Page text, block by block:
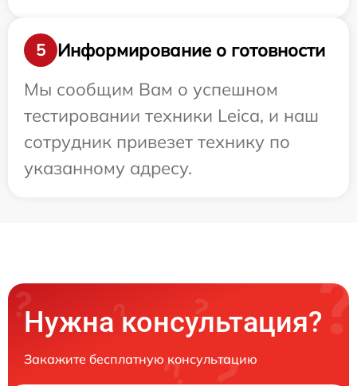
5
Информирование о готовности
Мы сообщим Вам о успешном
тестировании техники Leica, и наш
сотрудник привезет технику по
указанному адресу.
Нужна консультация?
Закажите бесплатную консультацию